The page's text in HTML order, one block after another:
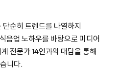
순히 트렌드를 나열하지
음업 노하우를 바탕으로 미디어
전문가 14인과의 대담을 통해
니다.